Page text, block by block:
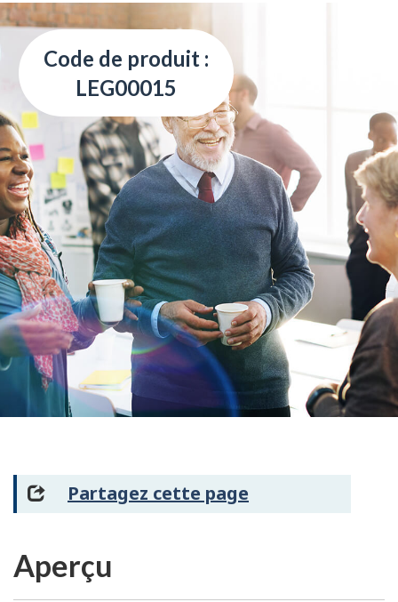
Code de produit :
LEG00015
Partagez cette page
Aperçu